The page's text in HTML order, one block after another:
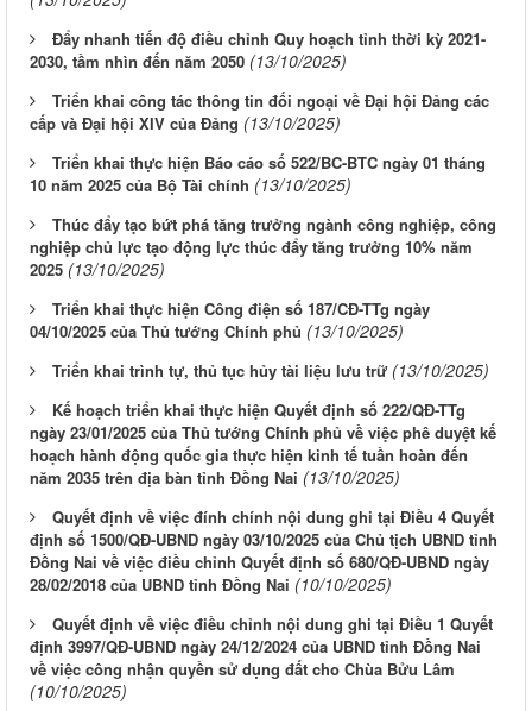
Đẩy nhanh tiến độ điều chỉnh Quy hoạch tỉnh thời kỳ 2021-
2030, tầm nhìn đến năm 2050 (13/10/2025)
Triển khai công tác thông tin đối ngoại về Đại hội Đảng các
cấp và Đại hội XIV của Đảng (13/10/2025)
Triển khai thực hiện Báo cáo số 522/BC-BTC ngày 01 tháng
10 năm 2025 của Bộ Tài chính (13/10/2025)
Thúc đẩy tạo bứt phá tăng trưởng ngành công nghiệp, công
nghiệp chủ lực tạo động lực thúc đẩy tăng trưởng 10% năm
2025 (13/10/2025)
Triển khai thực hiện Công điện số 187/CĐ-TTg ngày
04/10/2025 của Thủ tướng Chính phủ (13/10/2025)
Triển khai trình tự, thủ tục hủy tài liệu lưu trữ (13/10/2025)
Kế hoạch triển khai thực hiện Quyết định số 222/QĐ-TTg
ngày 23/01/2025 của Thủ tướng Chính phủ về việc phê duyệt kế
hoạch hành động quốc gia thực hiện kinh tế tuần hoàn đến
năm 2035 trên địa bàn tỉnh Đồng Nai (13/10/2025)
Quyết định về việc đính chính nội dung ghi tại Điều 4 Quyết
định số 1500/QĐ-UBND ngày 03/10/2025 của Chủ tịch UBND tỉnh
Đồng Nai về việc điều chỉnh Quyết định số 680/QĐ-UBND ngày
28/02/2018 của UBND tỉnh Đồng Nai (10/10/2025)
Quyết định về việc điều chỉnh nội dung ghi tại Điều 1 Quyết
định 3997/QĐ-UBND ngày 24/12/2024 của UBND tỉnh Đồng Nai
về việc công nhận quyền sử dụng đất cho Chùa Bửu Lâm
(10/10/2025)